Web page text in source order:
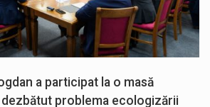
a participat la o masă
problema ecologizării